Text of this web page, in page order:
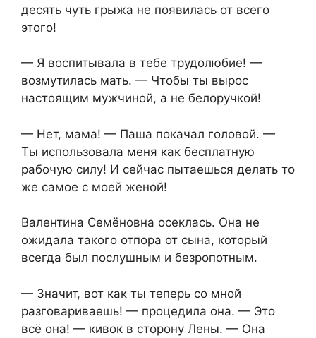
десять чуть грыжа не появилась от всего
этого!
— Я воспитывала в тебе трудолюбие! —
возмутилась мать. — Чтобы ты вырос
настоящим мужчиной, а не белоручкой!
— Нет, мама! — Паша покачал головой. —
Ты использовала меня как бесплатную
рабочую силу! И сейчас пытаешься делать то
же самое с моей женой!
Валентина Семёновна осеклась. Она не
ожидала такого отпора от сына, который
всегда был послушным и безропотным.
— Значит, вот как ты теперь со мной
разговариваешь! — процедила она. — Это
всё она! — кивок в сторону Лены. — Она